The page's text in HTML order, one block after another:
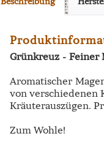
Grünkreuz - Feiner
Aromatischer
von verschiedenen
Kräuterauszügen.
Zum Wohle!